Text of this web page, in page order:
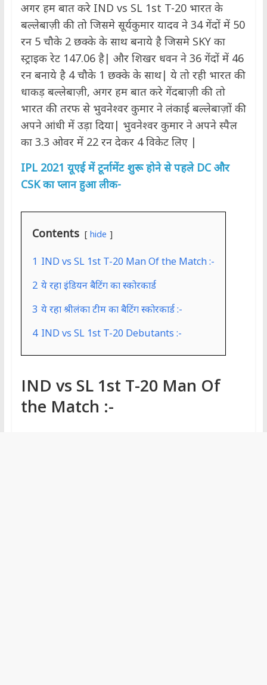
अगर हम बात करे IND vs SL 1st T-20 भारत के
बल्लेबाज़ी की तो जिसमे सूर्यकुमार यादव ने 34 गेंदों में 50
रन 5 चौके 2 छक्के के साथ बनाये है जिसमे SKY का
स्ट्राइक रेट 147.06 है| और शिखर धवन ने 36 गेंदों में 46
रन बनाये है 4 चौके 1 छक्के के साथ| ये तो रही भारत की
धाकड़ बल्लेबाज़ी, अगर हम बात करे गेंदबाज़ी की तो
भारत की तरफ से भुवनेश्वर कुमार ने लंकाई बल्लेबाज़ों की
अपने आंधी में उड़ा दिया| भुवनेश्वर कुमार ने अपने स्पैल
का 3.3 ओवर में 22 रन देकर 4 विकेट लिए |
IPL 2021 यूएई में टूर्नामेंट शुरू होने से पहले DC और
CSK का प्लान हुआ लीक-
Contents hide
1 IND vs SL 1st T-20 Man Of the Match :-
2 ये रहा इंडियन बैटिंग का स्कोरकार्ड
3 ये रहा श्रीलंका टीम का बैटिंग स्कोरकार्ड :-
4 IND vs SL 1st T-20 Debutants :-
IND vs SL 1st T-20 Man Of
the Match :-